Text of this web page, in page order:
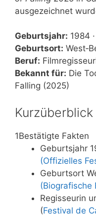
ausgezeichnet
Geburtsjahr: 1984 ·
Geburtsort:
Beruf:
Bekannt für: Die
Falling (2025)
Kurzüberblick
1Bestätigte Fakten
Geburtsjahr
(Offizielles
Geburtsort
(Biografische
Regisseurin
(Festival de